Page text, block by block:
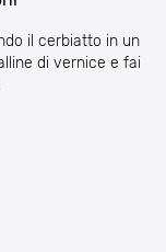
il cerbiatto in un
di vernice e fai